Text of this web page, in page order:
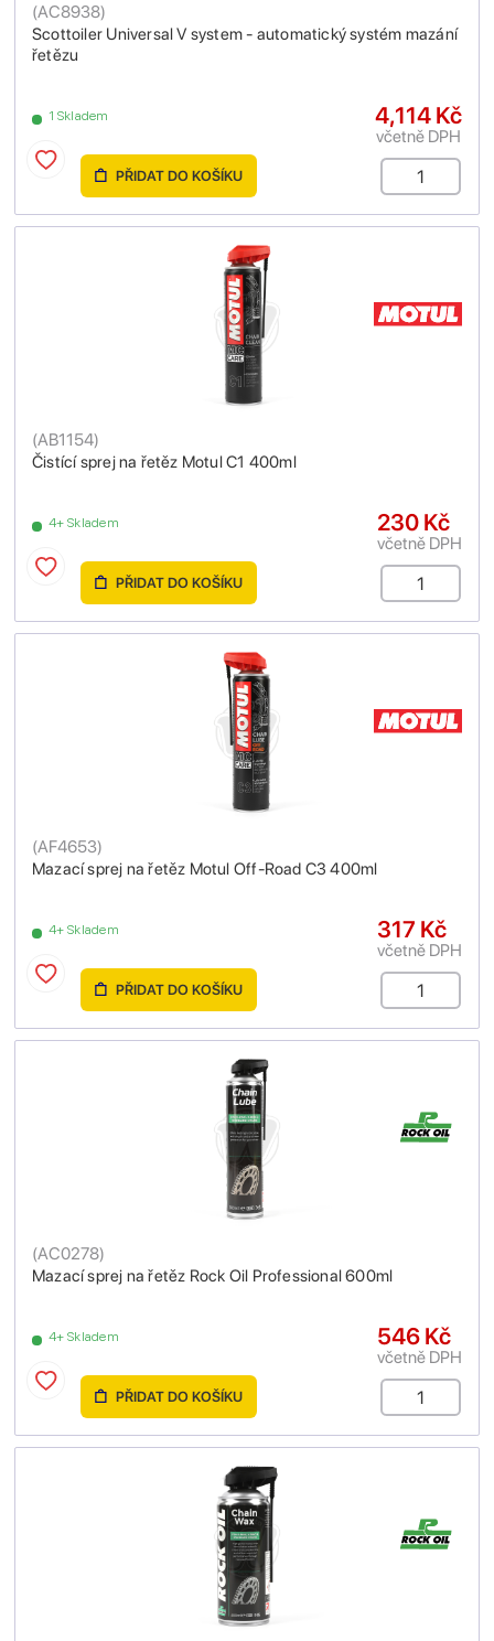
Scottoiler Universal V system - automatický systém mazání
řetězu
(AC8938)
1 Skladem 4,114 Kč
včetně DPH
PŘIDAT DO KOŠÍKU
Čistící sprej na řetěz Motul C1 400ml
(AB1154)
4+ Skladem 230 Kč
včetně DPH
PŘIDAT DO KOŠÍKU
Mazací sprej na řetěz Motul Off-Road C3 400ml
(AF4653)
4+ Skladem 317 Kč
včetně DPH
PŘIDAT DO KOŠÍKU
Mazací sprej na řetěz Rock Oil Professional 600ml
(AC0278)
4+ Skladem 546 Kč
včetně DPH
PŘIDAT DO KOŠÍKU